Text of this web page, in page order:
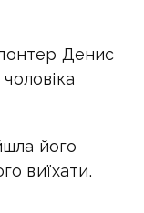
Денис
його
виїхати.